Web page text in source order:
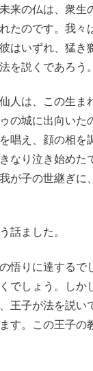
来の仏は、衆生
たのです。我々
はいずれ、猛き
を説くであろう
人は、この生ま
の城に出向いた
唱え、顔の相を
なり泣き始めた
が子の世継ぎに
話ました。
悟りに達するで
でしょう。しか
王子が法を説い
す。この王子の